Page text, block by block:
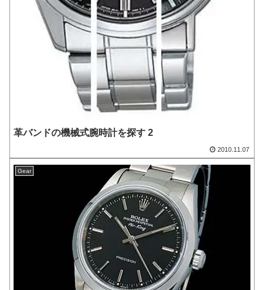
革バンドの機械式腕時計を探す 2
2010.11.07
Gear